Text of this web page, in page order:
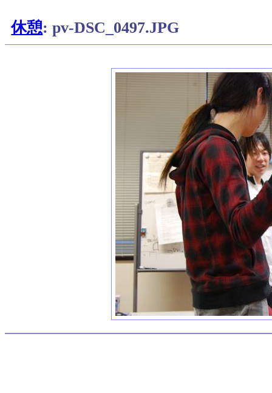
休憩: pv-DSC_0497.JPG